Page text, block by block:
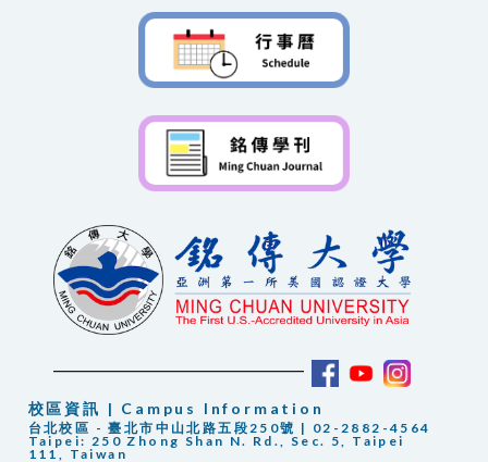
校區資訊 | Campus Information
台北校區 - 臺北市中山北路五段250號 | 02-2882-4564
Taipei: 250 Zhong Shan N. Rd., Sec. 5, Taipei
111, Taiwan